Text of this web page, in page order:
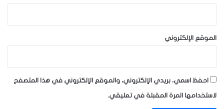
الموقع الإلكتروني
احفظ اسمي، بريدي الإلكتروني، والموقع الإلكتروني في هذا المتصفح
لاستخدامها المرة المقبلة في تعليقي.